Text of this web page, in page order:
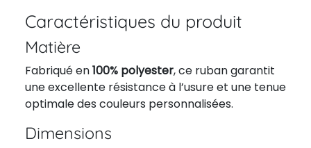
Caractéristiques du produit
Matière
Fabriqué en100% polyester, ce ruban garantit
une excellente résistance à l’usure et une tenue
optimale des couleurs personnalisées.
Dimensions